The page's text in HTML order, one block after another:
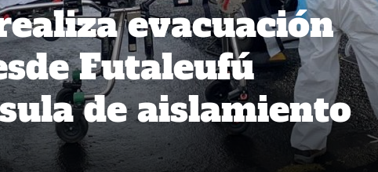
evacuación
Futaleufú
de aislamiento